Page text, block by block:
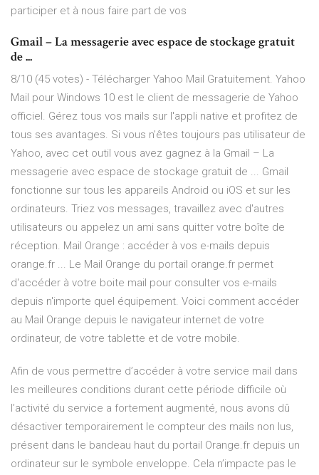
participer et à nous faire part de vos
Gmail – La messagerie avec espace de stockage gratuit
de ...
8/10 (45 votes) - Télécharger Yahoo Mail Gratuitement. Yahoo
Mail pour Windows 10 est le client de messagerie de Yahoo
officiel. Gérez tous vos mails sur l'appli native et profitez de
tous ses avantages. Si vous n’êtes toujours pas utilisateur de
Yahoo, avec cet outil vous avez gagnez à la Gmail – La
messagerie avec espace de stockage gratuit de ... Gmail
fonctionne sur tous les appareils Android ou iOS et sur les
ordinateurs. Triez vos messages, travaillez avec d'autres
utilisateurs ou appelez un ami sans quitter votre boîte de
réception. Mail Orange : accéder à vos e-mails depuis
orange.fr ... Le Mail Orange du portail orange.fr permet
d'accéder à votre boite mail pour consulter vos e-mails
depuis n'importe quel équipement. Voici comment accéder
au Mail Orange depuis le navigateur internet de votre
ordinateur, de votre tablette et de votre mobile.
Afin de vous permettre d’accéder à votre service mail dans
les meilleures conditions durant cette période difficile où
l’activité du service a fortement augmenté, nous avons dû
désactiver temporairement le compteur des mails non lus,
présent dans le bandeau haut du portail Orange.fr depuis un
ordinateur sur le symbole enveloppe. Cela n’impacte pas le